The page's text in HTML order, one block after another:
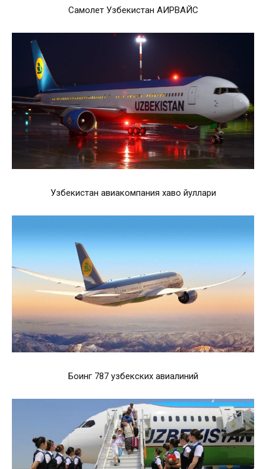
Самолет Узбекистан АИРВАЙС
Узбекистан авиакомпания хаво йуллари
Боинг 787 узбекских авиалиний